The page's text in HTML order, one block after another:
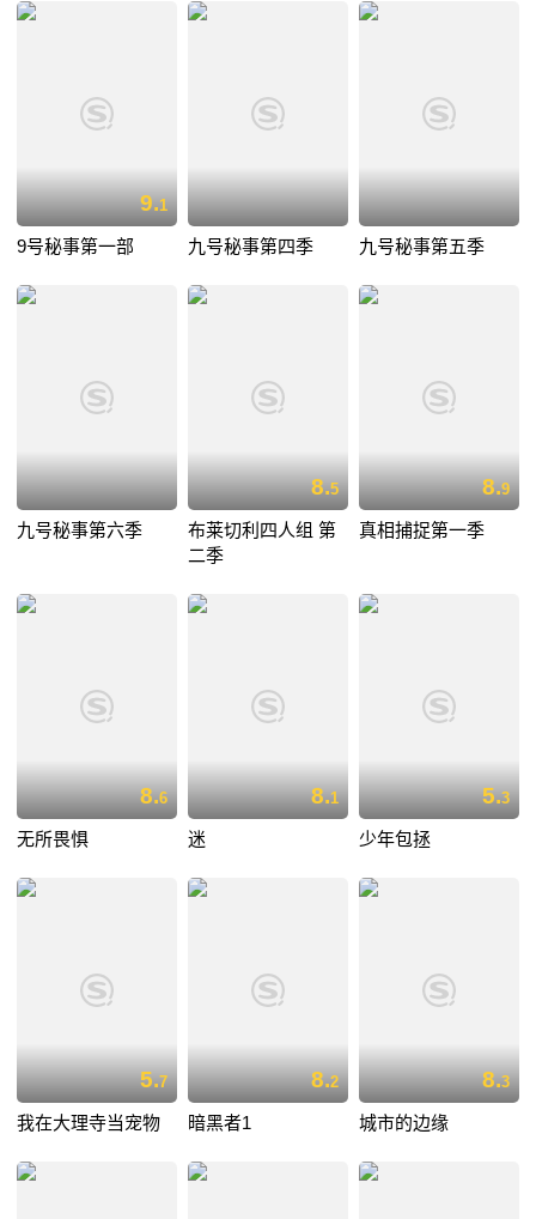
9.1
9号秘事第一部 九号秘事第四季 九号秘事第五季
九号秘事第六季
8.5
布莱切利四人组 第
二季
8.9
真相捕捉第一季
8.6
无所畏惧
8.1
迷
5.3
少年包拯
5.7
我在大理寺当宠物
8.2
暗黑者1
8.3
城市的边缘